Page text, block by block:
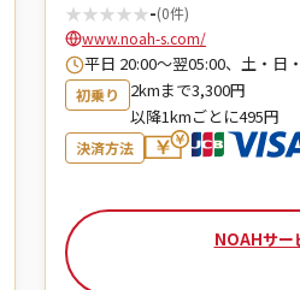
★★★★★-(0件)
www.noah-s.com/
平日 20:00～翌05:00、土・
初乗り
2kmまで3,300円
以降1kmごとに495円
決済方法
NOAHサー